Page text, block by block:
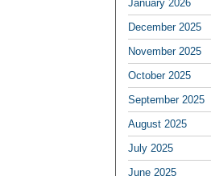
January 2026
December 2025
November 2025
October 2025
September 2025
August 2025
July 2025
June 2025